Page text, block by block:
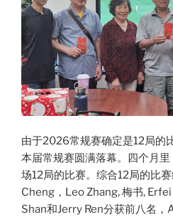
由于2026常规赛确定是12局的
本届常规赛圆满落幕。四个月
场12局的比赛。综合12局的比
Cheng，Leo Zhang, 梅书,
Shan和Jerry Ren分获前八名